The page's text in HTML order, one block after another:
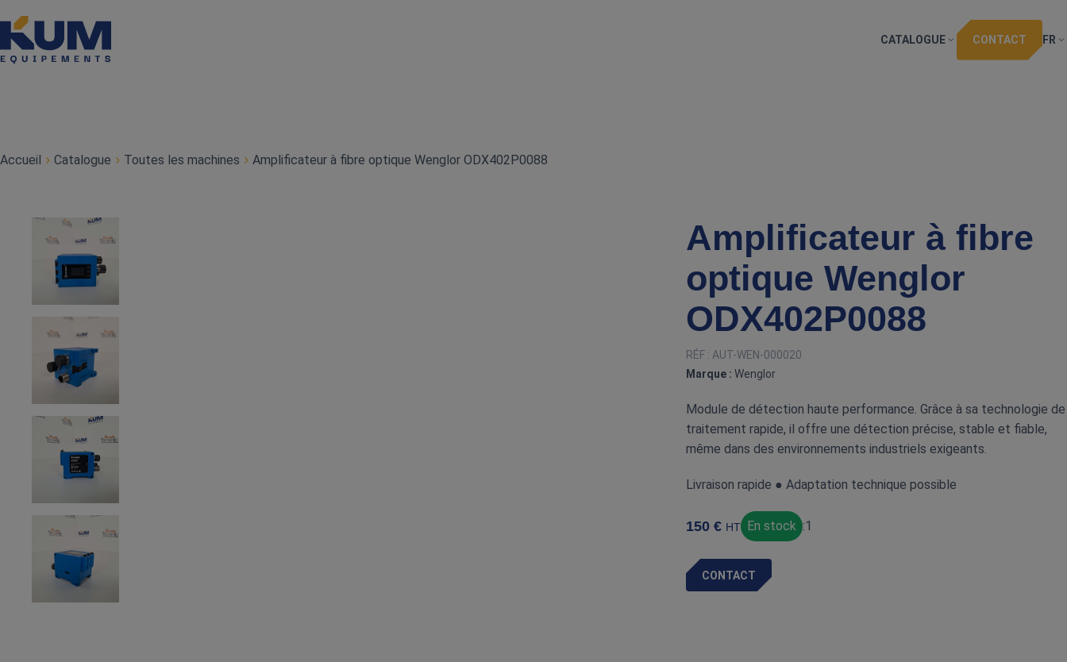
CATALOGUE CONTACT FR
Accueil Catalogue Toutes les machines Amplificateur à fibre optique Wenglor ODX402P0088
Amplificateur à fibre
optique Wenglor
ODX402P0088
RÉF : AUT-WEN-000020
Marque : Wenglor
Module de détection haute performance. Grâce à sa technologie de
traitement rapide, il offre une détection précise, stable et fiable,
même dans des environnements industriels exigeants.
Livraison rapide ● Adaptation technique possible
150 € HT En stock :1
CONTACT